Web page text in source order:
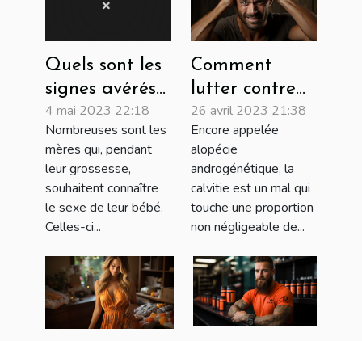
Quels sont les
signes avérés
qui
déterminent le
sexe d’un bébé
?
4 mai 2023 22:18
Nombreuses sont les
mères qui, pendant
leur grossesse,
souhaitent connaître
le sexe de leur bébé.
Celles-ci...
Comment
lutter contre
la calvitie ?
26 avril 2023 21:38
Encore appelée
alopécie
androgénétique, la
calvitie est un mal qui
touche une proportion
non négligeable de...